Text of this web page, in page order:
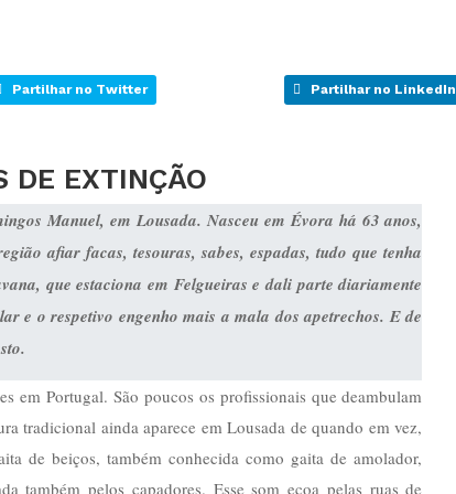
Partilhar no Twitter Partilhar no LinkedIn
DE EXTINÇÃO
Manuel, em Lousada. Nasceu em Évora há 63 anos,
afiar facas, tesouras, sabes, espadas, tudo que tenha
que estaciona em Felgueiras e dali parte diariamente
e o respetivo engenho mais a mala dos apetrechos. E de
em Portugal. São poucos os profissionais que deambulam
tradicional ainda aparece em Lousada de quando em vez,
de beiços, também conhecida como gaita de amolador,
também pelos capadores. Esse som ecoa pelas ruas de